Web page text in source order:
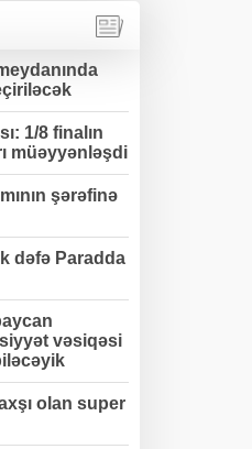
1/8 finalın
müəyyənləşdi
şərəfinə
dəfə Paradda
vəsiqəsi
olan super